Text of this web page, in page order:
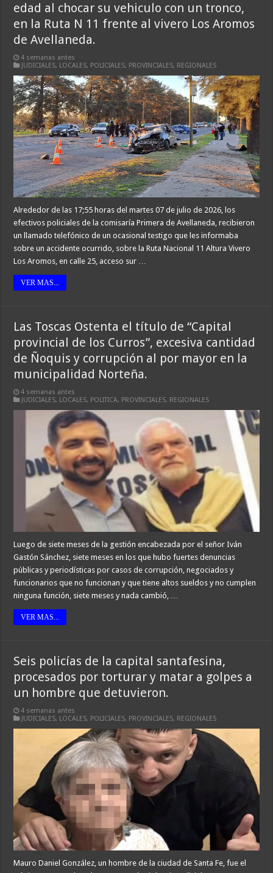
edad al chocar su vehiculo con un tronco,
en la Ruta N 11 frente al vivero Los Aromos
de Avellaneda.
4 semanas antes
JUDICIALES, LOCALES, POLICIALES, PROVINCIALES, REGIONALES
Alrededor de las 17;55 horas del martes 07 de julio de 2026, los
efectivos policiales de la comisaría Primera de Avellaneda, recibieron
un llamado telefónico de un ocasional testigo que les informaba
sobre un accidente ocurrido, sobre la Ruta Nacional 11 Altura Vivero
Los Aromos, en calle 25, acceso sur …
VER MAS...
Las Toscas Ostenta el título de “Capital
provincial de los Curros”, excesiva cantidad
de Ñoquis y corrupción al por mayor en la
municipalidad Norteña.
4 semanas antes
JUDICIALES, LOCALES, POLITICA, PROVINCIALES, REGIONALES
Luego de siete meses de la gestión encabezada por el señor Iván
Gastón Sánchez, siete meses en los que hubo fuertes denuncias
públicas y periodísticas por casos de corrupción, negociados y
funcionarios que no funcionan y que tiene altos sueldos y no cumplen
ninguna función, siete meses y nada cambió, …
VER MAS...
Seis policías de la capital santafesina,
procesados por torturar y matar a golpes a
un hombre que detuvieron.
4 semanas antes
JUDICIALES, LOCALES, POLICIALES, PROVINCIALES, REGIONALES
Mauro Daniel González, un hombre de la ciudad de Santa Fe, fue el